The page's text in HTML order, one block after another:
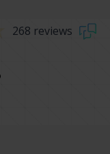
268 reviews